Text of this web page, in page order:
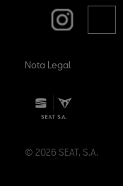
© 2026 SEAT, S.A.
Nota Legal